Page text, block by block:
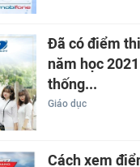
Đã có điểm
năm học
thống...
Giáo dục
Cách xem